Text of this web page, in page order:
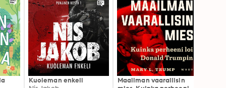
Kuoleman enkeli
Maailman vaarallisin